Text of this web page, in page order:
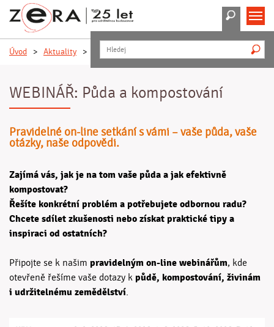
Hledat
Úvod > Aktuality > WEBINÁŘ: Půda a kompostování
WEBINÁŘ: Půda a kompostování
Pravidelné on-line setkání s vámi – vaše půda, vaše
otázky, naše odpovědi.
Zajímá vás, jak je na tom vaše půda a jak efektivně
kompostovat?
Řešíte konkrétní problém a potřebujete odbornou radu?
Chcete sdílet zkušenosti nebo získat praktické tipy a
inspiraci od ostatních?
Připojte se k našim pravidelným on-line webinářům, kde
otevřeně řešíme vaše dotazy k půdě, kompostování, živinám
i udržitelnému zemědělství.